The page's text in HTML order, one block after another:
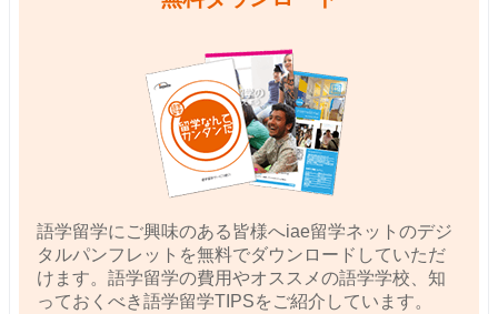
語学留学にご興味のある皆様へiae留学ネットのデジ
タルパンフレットを無料でダウンロードしていただ
けます。語学留学の費用やオススメの語学学校、知
っておくべき語学留学TIPSをご紹介しています。